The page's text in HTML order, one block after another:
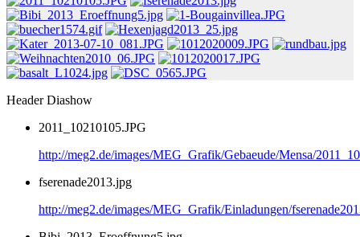
Header Diashow
2011_10210105.JPG
http://meg2.de/images/MEG_Grafik/Gebaeude/Mensa/
fserenade2013.jpg
http://meg2.de/images/MEG_Grafik/Einladungen/